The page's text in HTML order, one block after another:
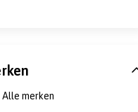
Alle merken